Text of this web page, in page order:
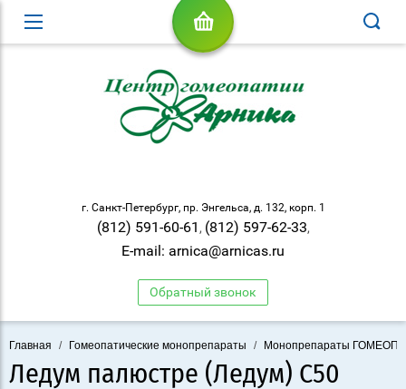
г. Санкт-Петербург, пр. Энгельса, д. 132, корп. 1
(812) 591-60-61 , (812) 597-62-33,
E-mail: arnica@arnicas.ru
Обратный звонок
Главная / Гомеопатические монопрепараты / Монопрепараты
Ледум палюстре (Ледум) С50